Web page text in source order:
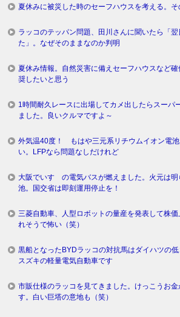
夏休みに被災した時のセーフハウスを考える。そ
ラッコのテッパン問題、田川さんに聞いたら「
た」。なぜそのままなのか判明
夏休み情報。自然災害に備えセーフハウスなど
奨したいと思う
1時間耐久レースに出場してカメ出したらスーパ
ました。良いクルマですよ～
外気温40度！ もはや三元系リチウムイオン電池
い。LFPなら問題なしだけれど
大阪でいすゞの電気バスが燃えました。火元は
池。国交省は即刻運用停止を！
三菱自動車、人型ロボットの量産を発表して株
れそうで怖い（笑）
黒船となったBYDラッコの対抗馬はダイハツの低
スズキの軽量電気自動車です
市販仕様のラッコを見てきました。けっこうお
す。白い巨塔の意地も（笑）